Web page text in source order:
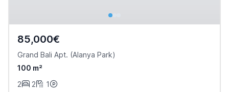
85,000€
Grand Bali Apt. (Alanya Park)
100 m²
2
2 1